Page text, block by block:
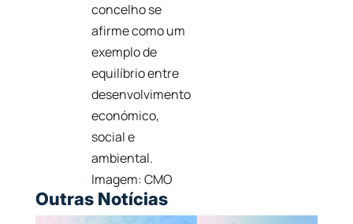
concelho se
afirme como um
exemplo de
equilíbrio entre
desenvolvimento
económico,
social e
ambiental.
Imagem: CMO
Outras Notícias